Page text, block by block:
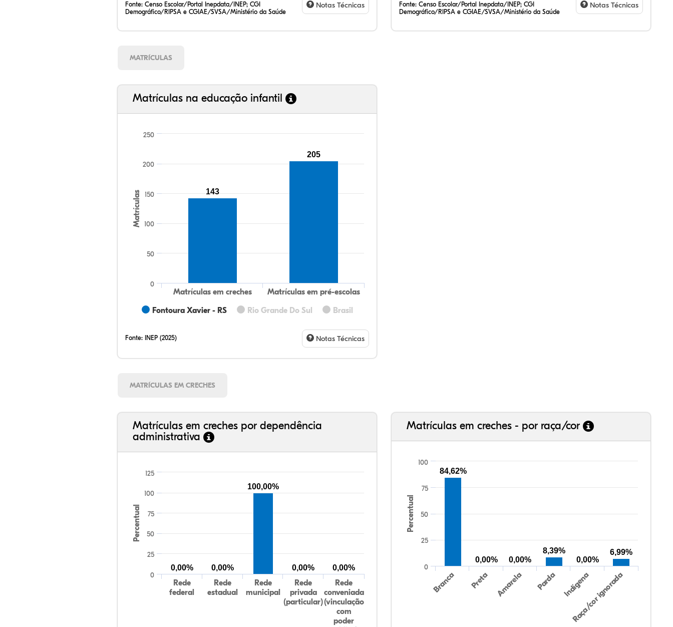
Fonte: Censo Escolar/Portal Inepdata/INEP; CGI
Demográfico/RIPSA e CGIAE/SVSA/Ministério da Saúde
Notas Técnicas Fonte: Censo Escolar/Portal Inepdata/INEP; CGI
Demográfico/RIPSA e CGIAE/SVSA/Ministério da Saúde
Notas Técnicas
MATRÍCULAS
Matrículas na educação infantil
Matrículas
Fontoura Xavier - RS Rio Grande Do Sul Brasil
Matrículas em creches Matrículas em pré-escolas
0
50
100
150
200
250
143
205
Fonte: INEP (2025) Notas Técnicas
MATRÍCULAS EM CRECHES
Matrículas em creches por dependência
administrativa
Percentual
Rede
federal
Rede
estadual
Rede
municipal
Rede
privada
(particular)
Rede
conveniada
(vinculação
com
poder
0
25
50
75
100
125
0,00% 0,00%
100,00%
0,00% 0,00%
Matrículas em creches - por raça/cor
Percentual
Branca Preta Amarela Parda Indígena
Raça/cor ignorada
0
100
25
50
75
84,62%
0,00% 0,00%
8,39%
0,00%
6,99%